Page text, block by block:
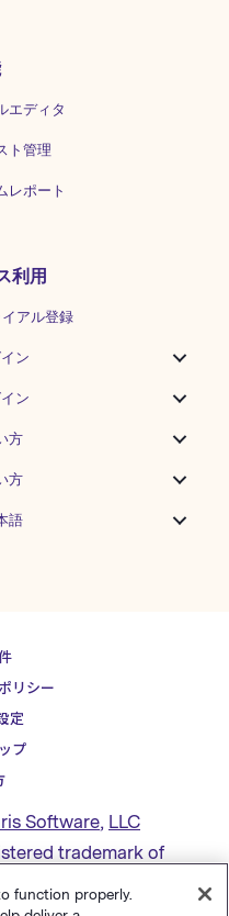
エディタ
ト管理
レポート
利用
アル登録
ン
ン
方
方
語
リシー
定
プ
Software, LLC
trademark of
function properly.